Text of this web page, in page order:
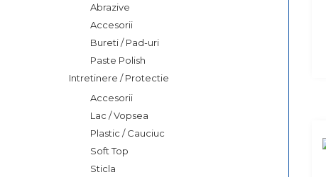
Abrazive
Accesorii
Bureti / Pad-uri
Paste Polish
Intretinere / Protectie
Accesorii
Lac / Vopsea
Plastic / Cauciuc
Soft Top
Sticla